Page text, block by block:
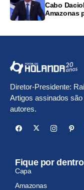
Cabo
Amazonas
Diretor-Presidente:
Artigos assinados
autores.
Fique por dentro
Capa
Amazonas